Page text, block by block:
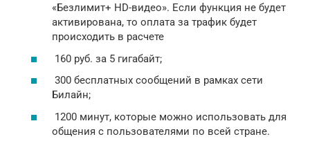
«Безлимит+ HD-видео». Если функция не будет
активирована, то оплата за трафик будет
происходить в расчете
160 руб. за 5 гигабайт;
300 бесплатных сообщений в рамках сети
Билайн;
1200 минут, которые можно использовать для
общения с пользователями по всей стране.